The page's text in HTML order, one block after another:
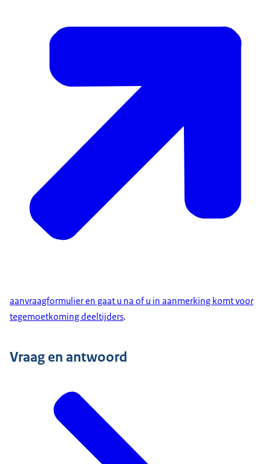
aanvraagformulier en gaat u na of u in aanmerking komt voor
tegemoetkoming deeltijders.
Vraag en antwoord